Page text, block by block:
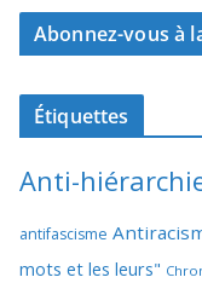
Abonnez-vous à
Étiquettes
Anti-
antifascisme
mots et les leurs"